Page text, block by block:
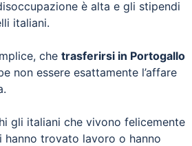
è alta e gli stipendi
italiani.
che trasferirsi in Portogallo
non essere esattamente l’affare
gli italiani che vivono felicemente
hanno trovato lavoro o hanno